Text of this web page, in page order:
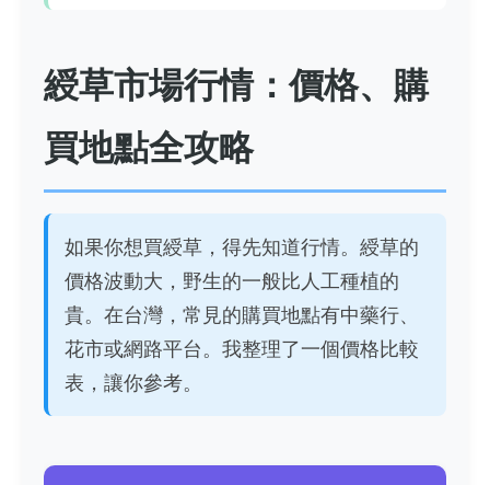
綬草市場行情：價格、購
買地點全攻略
如果你想買綬草，得先知道行情。綬草的
價格波動大，野生的一般比人工種植的
貴。在台灣，常見的購買地點有中藥行、
花市或網路平台。我整理了一個價格比較
表，讓你參考。